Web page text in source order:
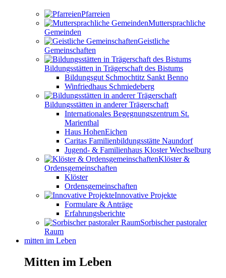
Pfarreien
Muttersprachliche
Gemeinden
Geistliche
Gemeinschaften
Bildungsstätten in Trägerschaft des Bistums
Bildungsgut Schmochtitz Sankt Benno
Winfriedhaus Schmiedeberg
Bildungsstätten in anderer Trägerschaft
Internationales Begegnungszentrum St.
Marienthal
Haus HohenEichen
Caritas Familienbildungsstätte Naundorf
Jugend- & Familienhaus Kloster Wechselburg
Klöster &
Ordensgemeinschaften
Klöster
Ordensgemeinschaften
Innovative Projekte
Formulare & Anträge
Erfahrungsberichte
Sorbischer pastoraler
Raum
mitten im Leben
Mitten im Leben